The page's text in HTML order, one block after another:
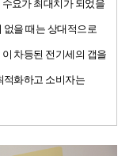
요가 최대치가 되었을
없을 때는 상대적으로
차등된 전기세의 갭을
적화하고 소비자는